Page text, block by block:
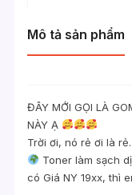
Mô tả sản phẩm
ĐÂY MỚI GỌI LÀ
NÀY Ạ
Trời ơi, nó rẻ ơi là
Toner làm sạch
có Giá NY 19xx, thì